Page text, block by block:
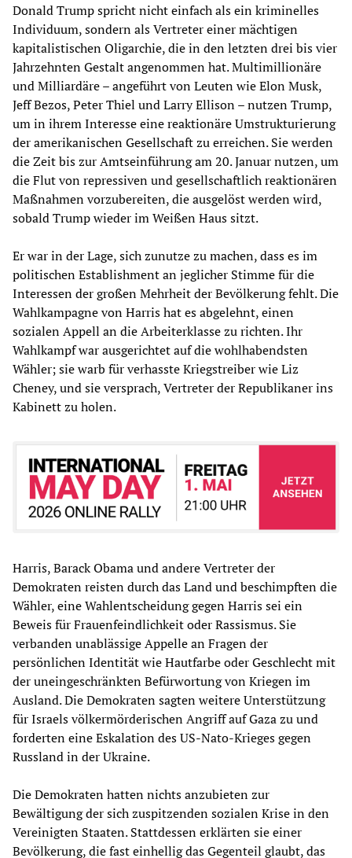
Donald Trump spricht nicht einfach als ein kriminelles
Individuum, sondern als Vertreter einer mächtigen
kapitalistischen Oligarchie, die in den letzten drei bis vier
Jahrzehnten Gestalt angenommen hat. Multimillionäre
und Milliardäre – angeführt von Leuten wie Elon Musk,
Jeff Bezos, Peter Thiel und Larry Ellison – nutzen Trump,
um in ihrem Interesse eine reaktionäre Umstrukturierung
der amerikanischen Gesellschaft zu erreichen. Sie werden
die Zeit bis zur Amtseinführung am 20. Januar nutzen, um
die Flut von repressiven und gesellschaftlich reaktionären
Maßnahmen vorzubereiten, die ausgelöst werden wird,
sobald Trump wieder im Weißen Haus sitzt.
Er war in der Lage, sich zunutze zu machen, dass es im
politischen Establishment an jeglicher Stimme für die
Interessen der großen Mehrheit der Bevölkerung fehlt. Die
Wahlkampagne von Harris hat es abgelehnt, einen
sozialen Appell an die Arbeiterklasse zu richten. Ihr
Wahlkampf war ausgerichtet auf die wohlhabendsten
Wähler; sie warb für verhasste Kriegstreiber wie Liz
Cheney, und sie versprach, Vertreter der Republikaner ins
Kabinett zu holen.
Harris, Barack Obama und andere Vertreter der
Demokraten reisten durch das Land und beschimpften die
Wähler, eine Wahlentscheidung gegen Harris sei ein
Beweis für Frauenfeindlichkeit oder Rassismus. Sie
verbanden unablässige Appelle an Fragen der
persönlichen Identität wie Hautfarbe oder Geschlecht mit
der uneingeschränkten Befürwortung von Kriegen im
Ausland. Die Demokraten sagten weitere Unterstützung
für Israels völkermörderischen Angriff auf Gaza zu und
forderten eine Eskalation des US-Nato-Krieges gegen
Russland in der Ukraine.
Die Demokraten hatten nichts anzubieten zur
Bewältigung der sich zuspitzenden sozialen Krise in den
Vereinigten Staaten. Stattdessen erklärten sie einer
Bevölkerung, die fast einhellig das Gegenteil glaubt, das